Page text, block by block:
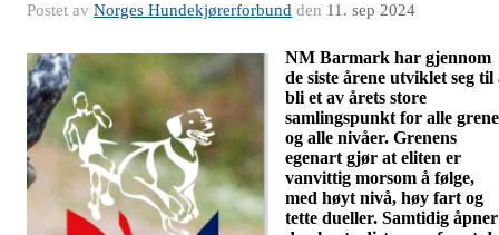
Postet av Norges Hundekjørerforbund den 11. sep 2024
NM Barmark har gjennom
de siste årene utviklet seg til
bli et av årets store
samlingspunkt for alle
og alle nivåer. Grenens
egenart gjør at eliten er
vanvittig morsom å følge,
med høyt nivå, høy fart og
tette dueller. Samtidig åpner